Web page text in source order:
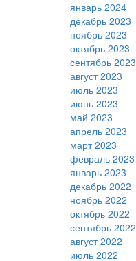
январь 2024
декабрь 2023
ноябрь 2023
октябрь 2023
сентябрь 2023
август 2023
июль 2023
июнь 2023
май 2023
апрель 2023
март 2023
февраль 2023
январь 2023
декабрь 2022
ноябрь 2022
октябрь 2022
сентябрь 2022
август 2022
июль 2022